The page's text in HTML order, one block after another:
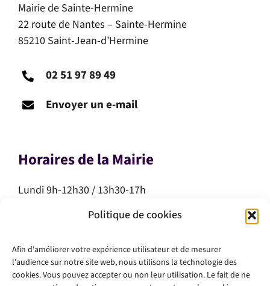
Politique de cookies
Afin d'améliorer votre expérience utilisateur et de mesurer
l'audience sur notre site web, nous utilisons la technologie des
cookies. Vous pouvez accepter ou non leur utilisation. Le fait de ne
Mairie de Sainte-Hermine
22 route de Nantes – Sainte-Hermine
85210 Saint-Jean-d’Hermine
02 51 97 89 49
Envoyer un e-mail
Horaires de la Mairie
Lundi 9h-12h30 / 13h30-17h
Mardi 9h-12h30 / 13h30-17h
Mercredi 9h-12h30
Vendredi 9h-12h30 / 13h30-17h
Samedi 10h-12h